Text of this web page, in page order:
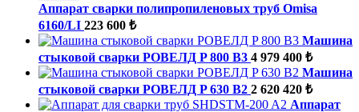
Аппарат сварки полипропиленовых труб Omisa
6160/LI 223 600 ₺
Машина
стыковой сварки РОВЕЛД P 800 B3 4 979 400 ₺
Машина
стыковой сварки РОВЕЛД P 630 B2 2 620 420 ₺
Аппарат